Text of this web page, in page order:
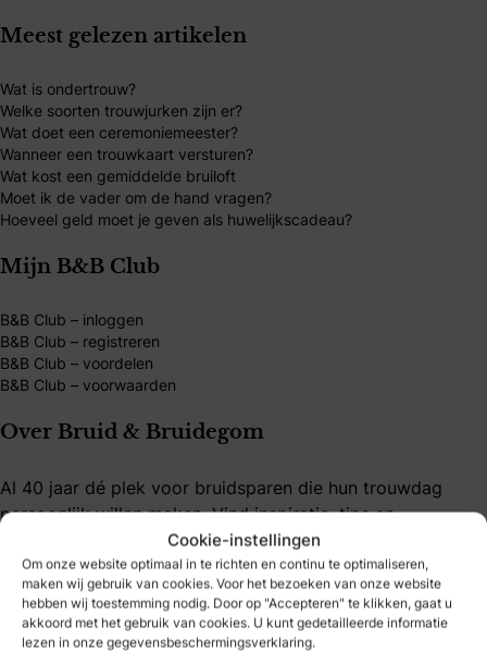
Cookie-instellingen
Om onze website optimaal in te richten en continu te optimaliseren,
maken wij gebruik van cookies. Voor het bezoeken van onze website
hebben wij toestemming nodig. Door op "Accepteren" te klikken, gaat u
akkoord met het gebruik van cookies. U kunt gedetailleerde informatie
lezen in onze gegevensbeschermingsverklaring.
Meest gelezen artikelen
Wat is ondertrouw?
Welke soorten trouwjurken zijn er?
Wat doet een ceremoniemeester?
Wanneer een trouwkaart versturen?
Wat kost een gemiddelde bruiloft
Moet ik de vader om de hand vragen?
Hoeveel geld moet je geven als huwelijkscadeau?
Mijn B&B Club
B&B Club – inloggen
B&B Club – registreren
B&B Club – voordelen
B&B Club – voorwaarden
Over Bruid & Bruidegom
Al 40 jaar dé plek voor bruidsparen die hun trouwdag
persoonlijk willen maken. Vind inspiratie, tips en
betrouwbare trouwexperts op één platform. Word B&B
Club-member en ontdek exclusieve voordelen, kortingen
en handige tools.